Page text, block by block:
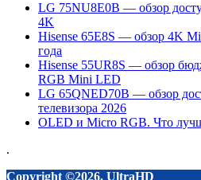
LG 75NU8E0B — обзор
4K
Hisense 65E8S — обзор 4K
года
Hisense 55UR8S — обзор
RGB Mini LED
LG 65QNED70B — обзор
телевизора 2026
OLED и Micro RGB. Что
.
Copyright ©2026. UltraHD